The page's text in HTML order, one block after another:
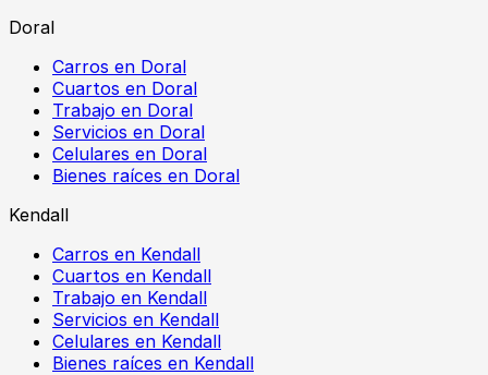
Doral
Carros en Doral
Cuartos en Doral
Trabajo en Doral
Servicios en Doral
Celulares en Doral
Bienes raíces en Doral
Kendall
Carros en Kendall
Cuartos en Kendall
Trabajo en Kendall
Servicios en Kendall
Celulares en Kendall
Bienes raíces en Kendall